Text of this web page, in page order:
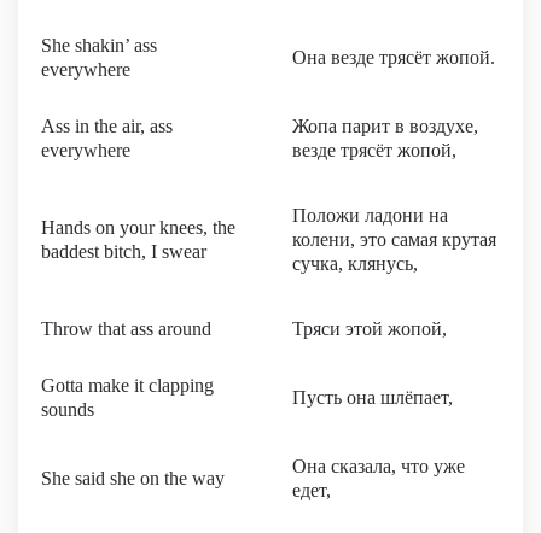
She shakin’ ass
everywhere
Она везде трясёт жопой.
Ass in the air, ass
everywhere
Жопа парит в воздухе,
везде трясёт жопой,
Hands on your knees, the
baddest bitch, I swear
Положи ладони на
колени, это самая крутая
сучка, клянусь,
Throw that ass around Тряси этой жопой,
Gotta make it clapping
sounds
Пусть она шлёпает,
She said she on the way
Она сказала, что уже
едет,